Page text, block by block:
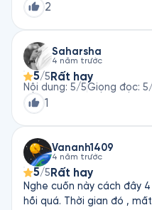
2
Saharsha
4 năm trước
5/5 Rất hay
Nội dung: 5/5Giọng đọc: 5
1
Vananh1409
4 năm trước
5/5 Rất hay
Nghe cuốn này cách đây
hồi quá. Thời gian đó ,